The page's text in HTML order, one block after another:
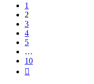
1
2
3
4
5
…
10